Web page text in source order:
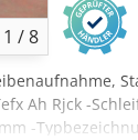
1 /8
Ah Rjck -
-